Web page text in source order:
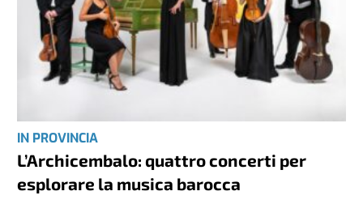
IN PROVINCIA
L’Archicembalo: quattro concerti per
esplorare la musica barocca